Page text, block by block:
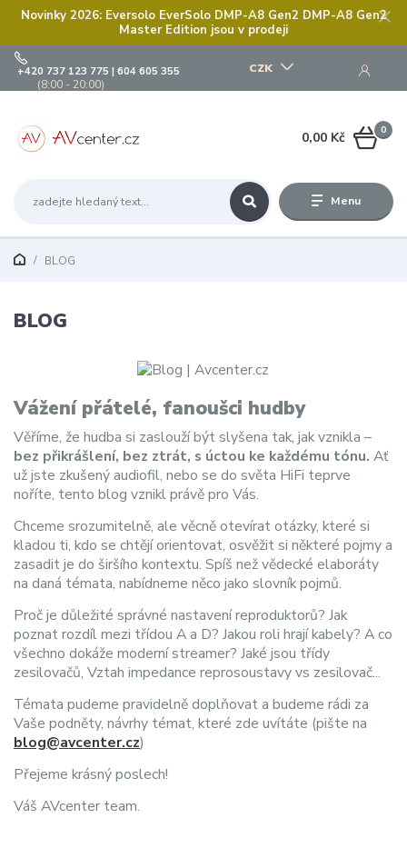
Novinky 2026: Eversolo EverSolo DMP-A8 Gen2 DMP-A8 Gen2
Master Edition jsou v prodeji
Menu
CZK
+420 737 123 775 | 604 605 355
(8:00 - 20:00)
0
0,00 Kč
BLOG
BLOG
Vážení přátelé, fanoušci hudby
Věříme, že hudba si zaslouží být slyšena tak, jak vznikla –
bez přikrášlení, bez ztrát, s úctou ke každému tónu. Ať
už jste zkušený audiofil, nebo se do světa HiFi teprve
noříte, tento blog vznikl právě pro Vás.
Chceme srozumitelně, ale věcně otevírat otázky, které si
kladou ti, kdo se chtějí orientovat, osvěžit si některé pojmy a
zasadit je do širšího kontextu. Spíš než vědecké elaboráty
na daná témata, nabídneme něco jako slovník pojmů.
Proč je důležité správné nastavení reproduktorů? Jak
poznat rozdíl mezi třídou A a D? Jakou roli hrají kabely? A co
všechno dokáže moderní streamer? Jaké jsou třídy
zesilovačů, Vztah impedance reprosoustavy vs zesilovač...
Témata pudeme pravidelně doplňovat a budeme rádi za
Vaše podněty, návrhy témat, které zde uvítáte (pište na
blog@avcenter.cz)
Přejeme krásný poslech!
Váš AVcenter team.